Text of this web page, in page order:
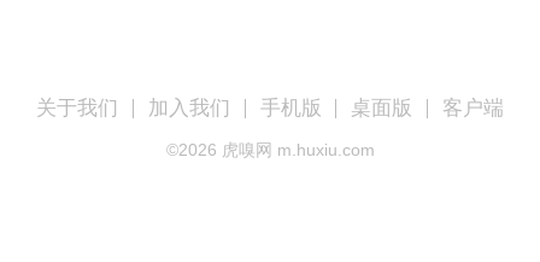
关于我们 加入我们 手机版 桌面版 客户端
©2026 虎嗅网 m.huxiu.com